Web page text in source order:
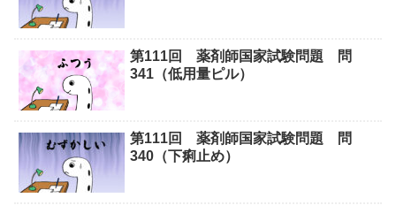
第111回 薬剤師国家試験問題 問
341（低用量ピル）
第111回 薬剤師国家試験問題 問
340（下痢止め）